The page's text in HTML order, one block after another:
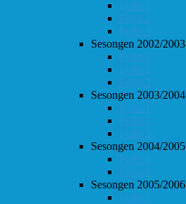
Follo 1
Follo 2
Follo 3
Sesongen 2002/2003
Follo 1
Follo 2
Follo 3
Sesongen 2003/2004
Follo 1
Follo 2
Follo 3
Sesongen 2004/2005
Follo 1
Follo 2
Sesongen 2005/2006
Follo 1